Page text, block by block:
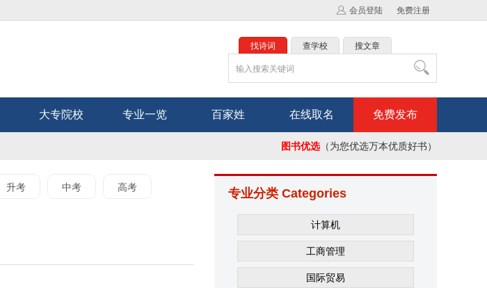
免费注册
会员登陆
找诗词 查学校 搜文章
大专院校 专业一览 百家姓 在线取名 免费发布
图书优选（为您优选万本优质好书）
升考 中考 高考 专业分类 Categories
计算机
工商管理
国际贸易